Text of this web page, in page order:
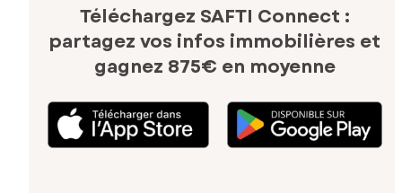
Téléchargez SAFTI Connect :
partagez vos infos immobilières et
gagnez 875€ en moyenne